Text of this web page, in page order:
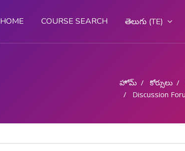
HOME COURSE SEARCH తెలుగు ‎(TE)‎
హోమ్ కోర్సులు
Discussion